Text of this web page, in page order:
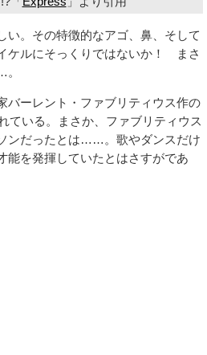
。その特徴的なアゴ、鼻、そして
ケルにそっくりではないか！ まさ
ーレント・ファブリティウス作の
ている。まさか、ファブリティウス
ンだったとは……。歌やダンスだけ
能を発揮していたとはさすがであ